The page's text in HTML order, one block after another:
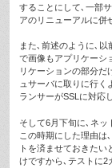
することにして､一部
アのリニューアルに併
また､前述のように､
で画像もアプリケーシ
リケーションの部分だ
ュサーバに取りに行
ランサーがSSLに対応
そして6月下旬に､ネッ
この時期にした理由は
トを済ませておきた
けですから､テストに2